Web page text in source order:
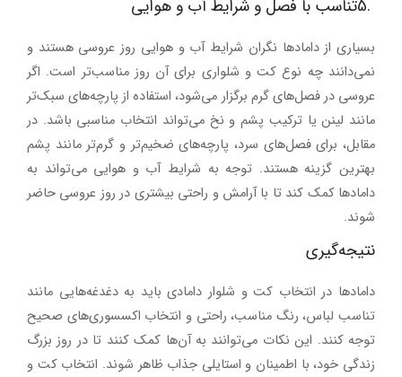
5.تناسب با فصل و شرایط آب و هوایی
بسیاری از دامادها نگران شرایط آب و هوایی روز عروسی هستند و
نمی‌دانند چه نوع کت و شلواری برای آن روز مناسب‌تر است. اگر
عروسی در فصل‌های گرم برگزار می‌شود، استفاده از پارچه‌های سبک‌تر
مانند لیننیا ترکیب پشم و نخ می‌تواند انتخاب مناسبی باشد. در
مقابل، برای فصل‌های سرد، پارچه‌های ضخیم‌تر و گرم‌تر مانند پشم
بهترین گزینه هستند. توجه به شرایط آب و هوایی می‌تواند به
دامادها کمک کند تا با آرامش و راحتی بیشتری در روز عروسی حاضر
شوند.
نتیجه‌گیری
دامادها در انتخاب کت و شلوار دامادی باید به دغدغه‌هایی مانند
تناسب لباس، رنگ مناسب، راحتی و انتخاب اکسسوری‌های صحیح
توجه کنند. این نکات می‌توانند به آن‌ها کمک کنند تا در روز بزرگ
زندگی خود، با اطمینان و استایلی جذاب ظاهر شوند. انتخاب کت و